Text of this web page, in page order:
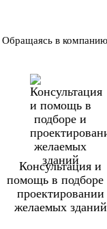
Обращаясь в
Консультация и
помощь в подборе
проектировании
желаемых зданий